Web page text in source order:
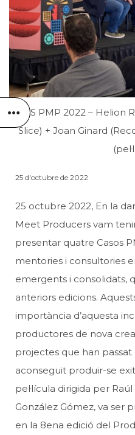
CAS PMP 2022 – Helion
Slice) + Joan Ginard
25 d'octubre de 2022
25 octubre 2022, En la
Meet Producers vam
presentar quatre Casos
mentories i consultories
emergents i consolidats,
anteriors edicions.
importància d’aquesta
productores de nova
projectes que han
aconseguit produir-se
pel·lícula dirigida per
González Gómez, va ser
en la 8ena edició del